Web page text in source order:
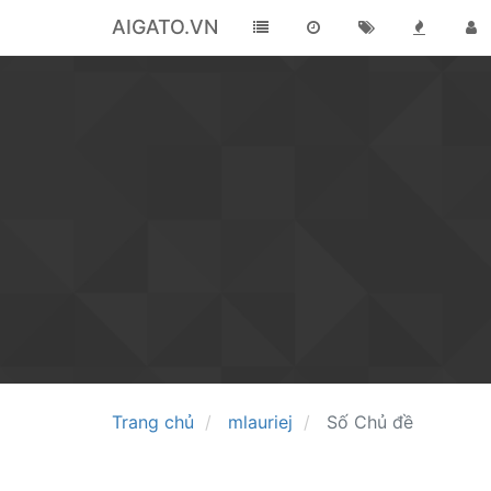
AIGATO.VN
Trang chủ mlauriej Số Chủ đề